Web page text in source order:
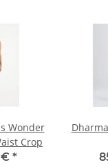
Wonder
Crop
€ *